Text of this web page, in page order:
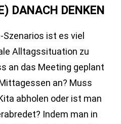
DANACH DENKEN
ist es viel
Alltagssituation zu
an das Meeting geplant
an? Muss
abholen oder ist man
Indem man in